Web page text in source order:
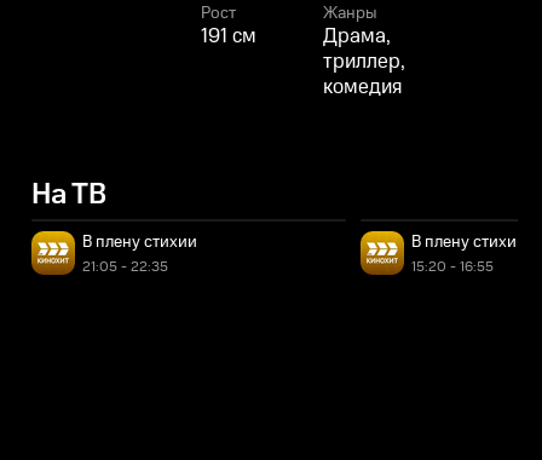
Рост
191 см
Жанры
Драма,
триллер,
комедия
На ТВ
В плену стихии
21:05 - 22:35
В плену стихии
15:20 - 16:55